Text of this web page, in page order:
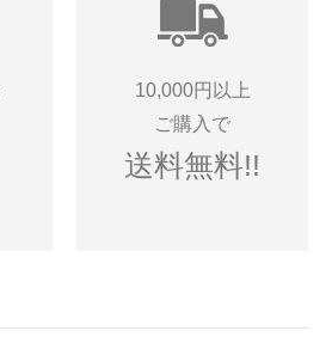
10,000円以上
ご購入で
送料無料!!